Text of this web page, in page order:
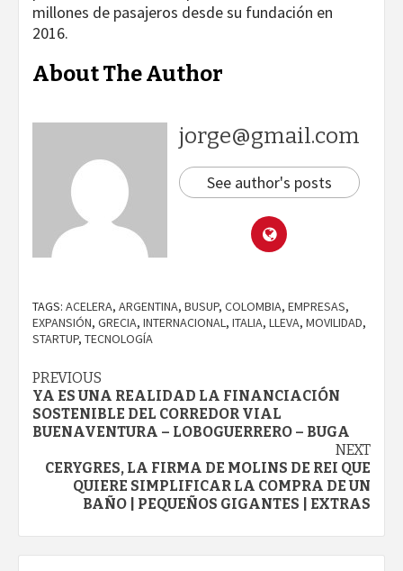
millones de pasajeros desde su fundación en
2016.
About The Author
jorge@gmail.com
See author's posts
TAGS: ACELERA, ARGENTINA, BUSUP, COLOMBIA, EMPRESAS,
EXPANSIÓN, GRECIA, INTERNACIONAL, ITALIA, LLEVA, MOVILIDAD,
STARTUP, TECNOLOGÍA
Continue
Reading
PREVIOUS
YA ES UNA REALIDAD LA FINANCIACIÓN
SOSTENIBLE DEL CORREDOR VIAL
BUENAVENTURA – LOBOGUERRERO – BUGA
NEXT
CERYGRES, LA FIRMA DE MOLINS DE REI QUE
QUIERE SIMPLIFICAR LA COMPRA DE UN
BAÑO | PEQUEÑOS GIGANTES | EXTRAS